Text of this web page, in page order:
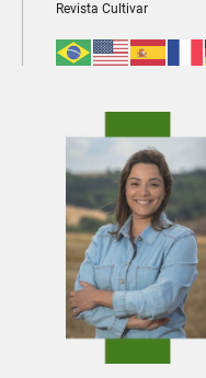
Revista Cultivar